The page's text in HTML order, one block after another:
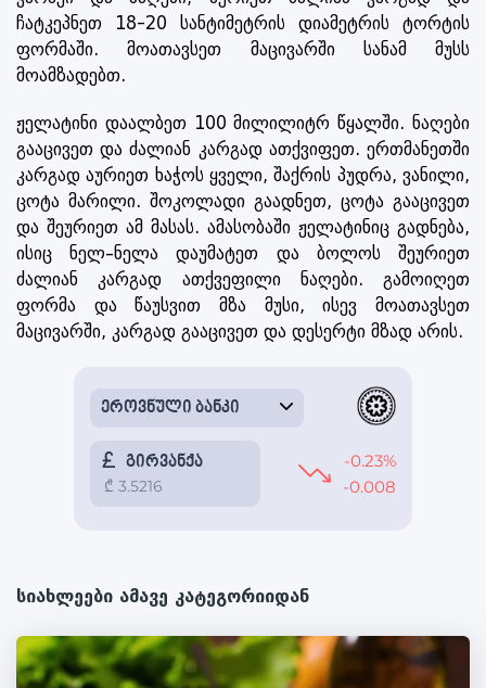
ჩატკეპნეთ 18-20 სანტიმეტრის დიამეტრის ტორტის
ფორმაში. მოათავსეთ მაცივარში სანამ მუსს
მოამზადებთ.
ჟელატინი დაალბეთ 100 მილილიტრ წყალში. ნაღები
გააცივეთ და ძალიან კარგად ათქვიფეთ. ერთმანეთში
კარგად აურიეთ ხაჭოს ყველი, შაქრის პუდრა, ვანილი,
ცოტა მარილი. შოკოლადი გაადნეთ, ცოტა გააცივეთ
და შეურიეთ ამ მასას. ამასობაში ჟელატინიც გადნება,
ისიც ნელ–ნელა დაუმატეთ და ბოლოს შეურიეთ
ძალიან კარგად ათქვეფილი ნაღები. გამოიღეთ
ფორმა და წაუსვით მზა მუსი, ისევ მოათავსეთ
მაცივარში, კარგად გააცივეთ და დესერტი მზად არის.
სიახლეები ამავე კატეგორიიდან